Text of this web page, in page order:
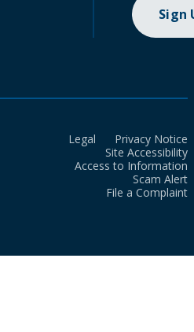
Sign
Legal
Privacy Notice
Site Accessibility
Access to Information
Scam Alert
File a Complaint